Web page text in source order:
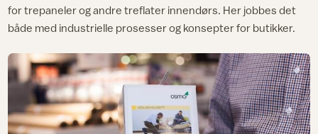
for trepaneler og andre treflater innendørs. Her jobbes det
både med industrielle prosesser og konsepter for butikker.